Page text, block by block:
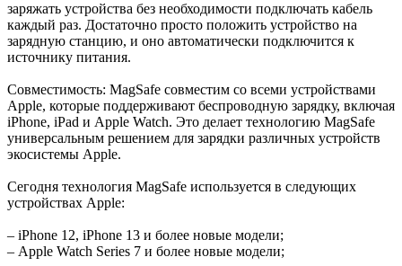
заряжать устройства без необходимости подключать кабель
каждый раз. Достаточно просто положить устройство на
зарядную станцию, и оно автоматически подключится к
источнику питания.
Совместимость: MagSafe совместим со всеми устройствами
Apple, которые поддерживают беспроводную зарядку, включая
iPhone, iPad и Apple Watch. Это делает технологию MagSafe
универсальным решением для зарядки различных устройств
экосистемы Apple.
Сегодня технология MagSafe используется в следующих
устройствах Apple:
– iPhone 12, iPhone 13 и более новые модели;
– Apple Watch Series 7 и более новые модели;